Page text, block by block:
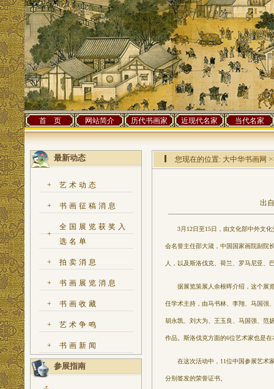
首 页 网站简介 历代书画家 近现代名家 当代名家
最新动态
+ 艺术动态
+ 书画征稿消息
+
全国展览获奖入
选名单
+ 拍卖消息
+ 书画展览消息
+ 书画收藏
+ 艺术争鸣
+ 书画新闻
参展指南
您现在的位置: 大中华书画网
出
3月12日至15日，由文化部中外文化
会名誉主任邵大箴，中国国家画院副院
人，以及斯洛伐克、荷兰、罗马尼亚、
据展览策展人余根晖介绍，这个展览
任学术主持，由马书林、李翔、马国强
胡永凯、刘大为、王玉良、马国强、范
作品。斯洛伐克方面的6位艺术家也是
在这次活动中，11位中国参展艺术家
分别签发的荣誉证书。